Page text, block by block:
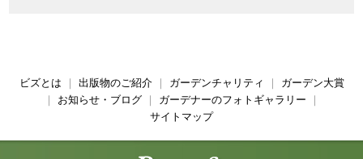
ビズとは 出版物のご紹介｜ ガーデンチャリティ
ガーデン大賞
お知らせ・ブログ｜ ガーデナーのフォトギャラリー
サイトマップ